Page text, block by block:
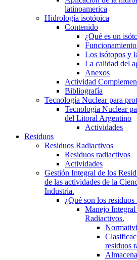
latinoamerica
Hidrología isotópica
Contenido
¿Qué es un
Los isótopos y
La calidad del
Anexos
Actividad
Bibliografía
Tecnología Nuclear para
Tecnología Nuclear
del Litoral Argentino
Actividades
Residuos
Residuos Radiactivos
Residuos radiactivos
Actividades
Gestión Integral de los
de las actividades de la
Industria.
¿Qué son los
Manejo Integral
Radiactivos.
residuos